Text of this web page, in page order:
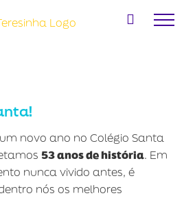
novo ano no Colégio Santa
53 anos de história. Em
nunca vivido antes, é
nós os melhores